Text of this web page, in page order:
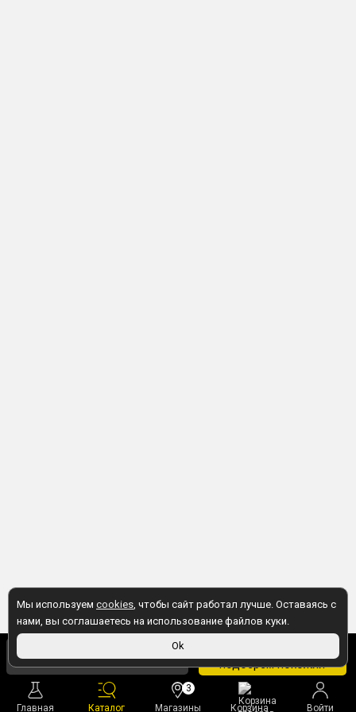
Главная Каталог Магазины
3
Корзина
Войти
727 ₽
подберем похожий
Мы используем cookies, чтобы сайт работал лучше. Оставаясь с
нами, вы соглашаетесь на использование файлов куки.
Ok